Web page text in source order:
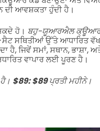
ਦੀ ਆਵਸ਼ਕਤਾ ਹੁੰਦੀ ਹੈ।
ਹੋ। ਬਹੁ-ਯੂਆਰਐਲ ਕ੍ਊਆਰ
ਸਥਿਤੀਆਂ ਉੱਤੇ ਆਧਾਰਿਤ
ਹੈ, ਜਿਵੇਂ ਸਮਾਂ, ਸਥਾਨ, ਭਾਸ਼ਾ,
ਵਾਪਾਰ ਲਈ ਪੂਰਣ ਹੈ।
$89: $89ਪ੍ਰਤੀ ਮਹੀਨੇ।